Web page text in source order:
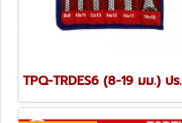
TPQ-